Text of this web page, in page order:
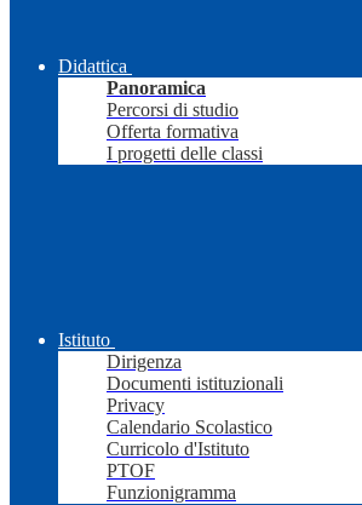
Didattica
Panoramica
Percorsi di studio
Offerta formativa
I progetti delle classi
Istituto
Dirigenza
Documenti istituzionali
Privacy
Calendario Scolastico
Curricolo d'Istituto
PTOF
Funzionigramma